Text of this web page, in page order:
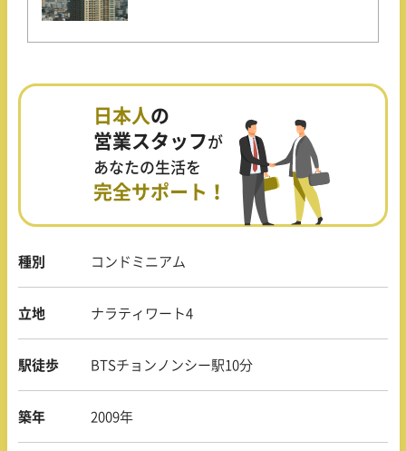
種別 コンドミニアム
立地 ナラティワート4
駅徒歩 BTSチョンノンシー駅10分
築年 2009年
日本人の
営業スタッフが
あなたの生活を
完全サポート！